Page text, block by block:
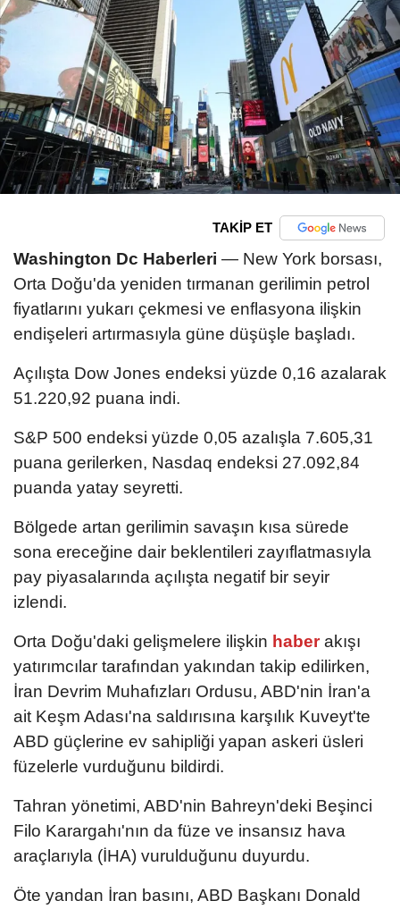
TAKİP ET
Washington Dc Haberleri — New York borsası,
Orta Doğu'da yeniden tırmanan gerilimin petrol
fiyatlarını yukarı çekmesi ve enflasyona ilişkin
endişeleri artırmasıyla güne düşüşle başladı.
Açılışta Dow Jones endeksi yüzde 0,16 azalarak
51.220,92 puana indi.
S&P 500 endeksi yüzde 0,05 azalışla 7.605,31
puana gerilerken, Nasdaq endeksi 27.092,84
puanda yatay seyretti.
Bölgede artan gerilimin savaşın kısa sürede
sona ereceğine dair beklentileri zayıflatmasıyla
pay piyasalarında açılışta negatif bir seyir
izlendi.
Orta Doğu'daki gelişmelere ilişkin haberakışı
yatırımcılar tarafından yakından takip edilirken,
İran Devrim Muhafızları Ordusu, ABD'nin İran'a
ait Keşm Adası'na saldırısına karşılık Kuveyt'te
ABD güçlerine ev sahipliği yapan askeri üsleri
füzelerle vurduğunu bildirdi.
Tahran yönetimi, ABD'nin Bahreyn'deki Beşinci
Filo Karargahı'nın da füze ve insansız hava
araçlarıyla (İHA) vurulduğunu duyurdu.
Öte yandan İran basını, ABD Başkanı Donald